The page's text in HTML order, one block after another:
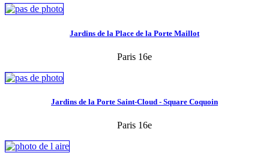
Jardins de la Place de la Porte Maillot
Paris 16e
Jardins de la Porte Saint-Cloud - Square Coquoin
Paris 16e